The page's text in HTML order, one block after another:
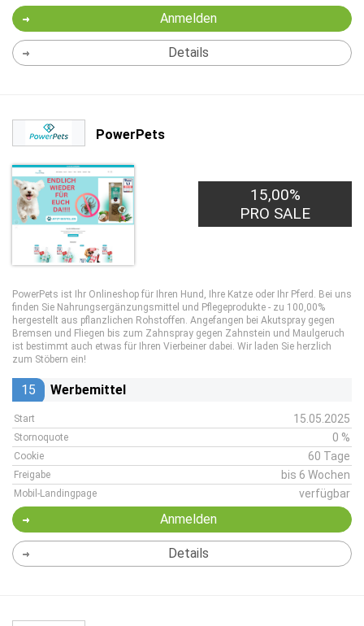
Anmelden
Details
PowerPets
15,00%
PRO SALE
PowerPets ist Ihr Onlineshop für Ihren Hund, Ihre Katze oder Ihr Pferd. Bei uns
finden Sie Nahrungsergänzungsmittel und Pflegeprodukte - zu 100,00%
hergestellt aus pflanzlichen Rohstoffen. Angefangen bei Akutspray gegen
Bremsen und Fliegen bis zum Zahnspray gegen Zahnstein und Maulgeruch
ist bestimmt auch etwas für Ihren Vierbeiner dabei. Wir laden Sie herzlich
zum Stöbern ein!
15 Werbemittel
Start 15.05.2025
Stornoquote 0 %
Cookie 60 Tage
Freigabe bis 6 Wochen
Mobil-Landingpage verfügbar
Anmelden
Details